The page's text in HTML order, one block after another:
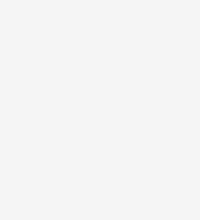
kinderdagverblijf
en verwijzen
over 4